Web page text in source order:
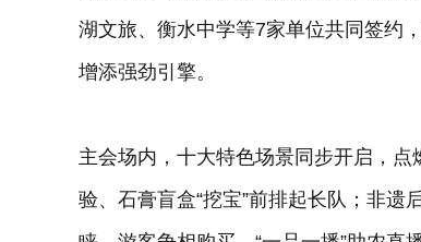
湖文旅、衡水中学等7家单位共同签约
增添强劲引擎。
主会场内，十大特色场景同步开启，点
验、石膏盲盒“挖宝”前排起长队；非